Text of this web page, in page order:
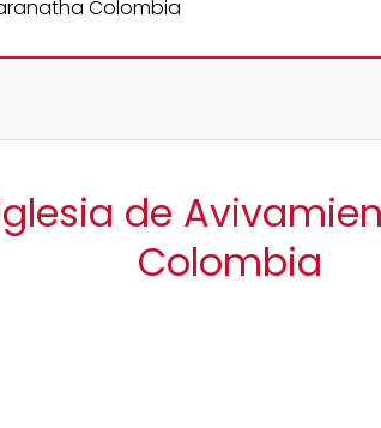
de
Colombia